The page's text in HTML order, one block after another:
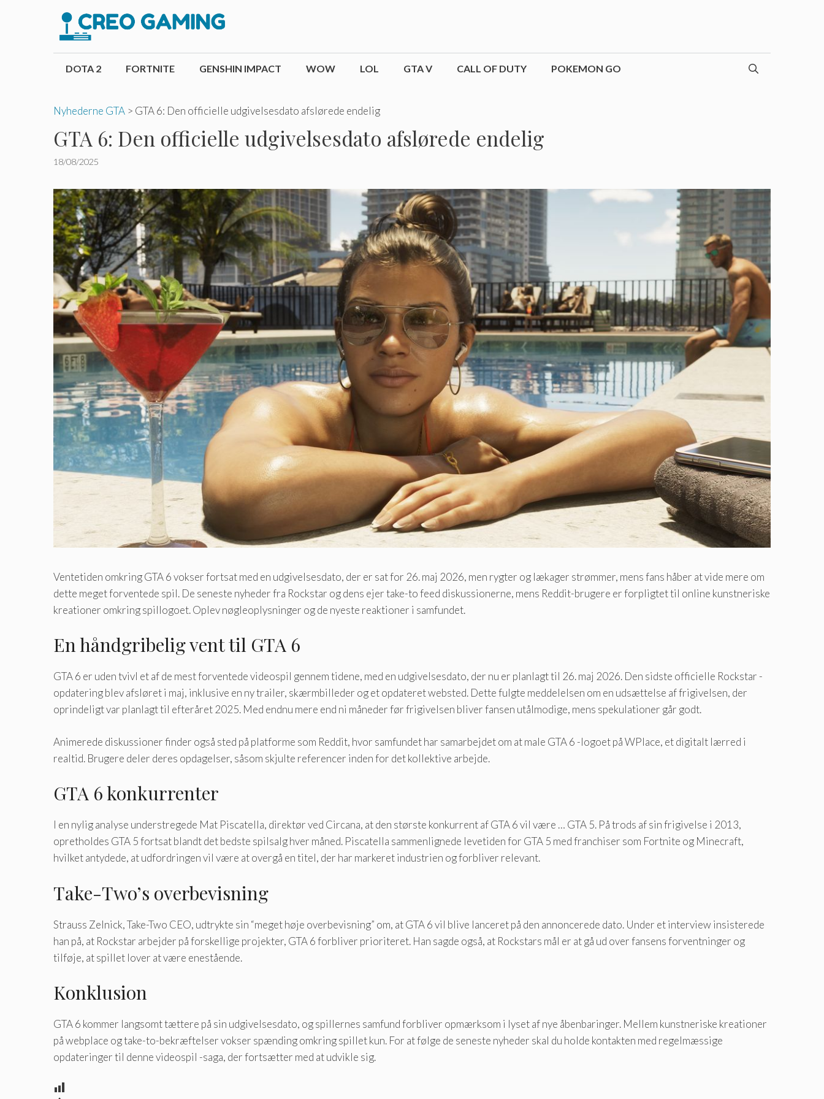
DOTA 2 FORTNITE GENSHIN IMPACT WOW LOL GTA V CALL OF DUTY POKEMON GO
Nyhederne GTA > GTA 6: Den officielle udgivelsesdato afslørede endelig
GTA 6: Den officielle udgivelsesdato afslørede endelig
18/08/2025
Ventetiden omkring GTA 6 vokser fortsat med en udgivelsesdato, der er sat for 26. maj 2026, men rygter og lækager strømmer, mens fans håber at vide mere om
dette meget forventede spil. De seneste nyheder fra Rockstar og dens ejer take-to feed diskussionerne, mens Reddit-brugere er forpligtet til online kunstneriske
kreationer omkring spillogoet. Oplev nøgleoplysninger og de nyeste reaktioner i samfundet.
En håndgribelig vent til GTA 6
GTA 6 er uden tvivl et af de mest forventede videospil gennem tidene, med en udgivelsesdato, der nu er planlagt til 26. maj 2026. Den sidste officielle Rockstar -
opdatering blev afsløret i maj, inklusive en ny trailer, skærmbilleder og et opdateret websted. Dette fulgte meddelelsen om en udsættelse af frigivelsen, der
oprindeligt var planlagt til efteråret 2025. Med endnu mere end ni måneder før frigivelsen bliver fansen utålmodige, mens spekulationer går godt.
Animerede diskussioner finder også sted på platforme som Reddit, hvor samfundet har samarbejdet om at male GTA 6 -logoet på WPlace, et digitalt lærred i
realtid. Brugere deler deres opdagelser, såsom skjulte referencer inden for det kollektive arbejde.
GTA 6 konkurrenter
I en nylig analyse understregede Mat Piscatella, direktør ved Circana, at den største konkurrent af GTA 6 vil være … GTA 5. På trods af sin frigivelse i 2013,
opretholdes GTA 5 fortsat blandt det bedste spilsalg hver måned. Piscatella sammenlignede levetiden for GTA 5 med franchiser som Fortnite og Minecraft,
hvilket antydede, at udfordringen vil være at overgå en titel, der har markeret industrien og forbliver relevant.
Take-Two’s overbevisning
Strauss Zelnick, Take-Two CEO, udtrykte sin “meget høje overbevisning” om, at GTA 6 vil blive lanceret på den annoncerede dato. Under et interview insisterede
han på, at Rockstar arbejder på forskellige projekter, GTA 6 forbliver prioriteret. Han sagde også, at Rockstars mål er at gå ud over fansens forventninger og
tilføje, at spillet lover at være enestående.
Konklusion
GTA 6 kommer langsomt tættere på sin udgivelsesdato, og spillernes samfund forbliver opmærksom i lyset af nye åbenbaringer. Mellem kunstneriske kreationer
på webplace og take-to-bekræftelser vokser spænding omkring spillet kun. For at følge de seneste nyheder skal du holde kontakten med regelmæssige
opdateringer til denne videospil -saga, der fortsætter med at udvikle sig.